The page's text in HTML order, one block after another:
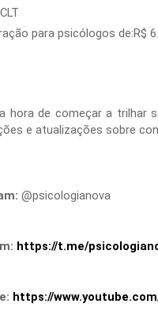
para psicólogos de:R$
hora de começar a trilhar
e atualizações sobre
@psicologianova
https://t.me/
https://